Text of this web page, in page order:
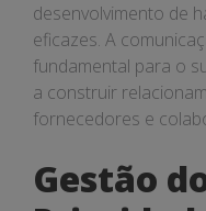
desenvolvimento de
eficazes. A
fundamental para o
a construir
fornecedores e
Gestão